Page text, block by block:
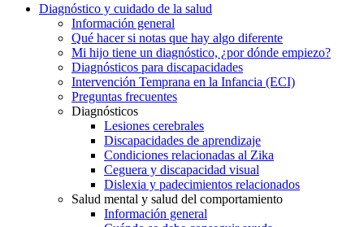
Diagnóstico y cuidado de la salud
Información general
Qué hacer si notas que hay algo diferente
Mi hijo tiene un diagnóstico, ¿por dónde empiezo?
Diagnósticos para discapacidades
Intervención Temprana en la Infancia (ECI)
Preguntas frecuentes
Diagnósticos
Lesiones cerebrales
Discapacidades de aprendizaje
Condiciones relacionadas al Zika
Ceguera y discapacidad visual
Dislexia y padecimientos relacionados
Salud mental y salud del comportamiento
Información general